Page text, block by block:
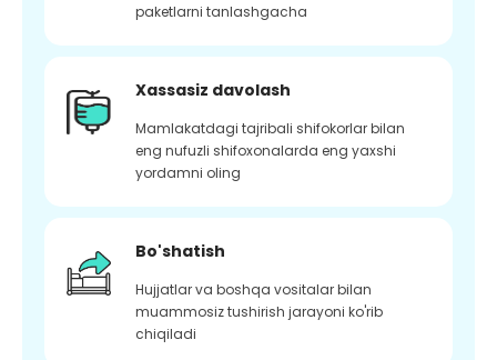
paketlarni tanlashgacha
Xassasiz davolash
Mamlakatdagi tajribali shifokorlar bilan
eng nufuzli shifoxonalarda eng yaxshi
yordamni oling
Bo'shatish
Hujjatlar va boshqa vositalar bilan
muammosiz tushirish jarayoni ko'rib
chiqiladi